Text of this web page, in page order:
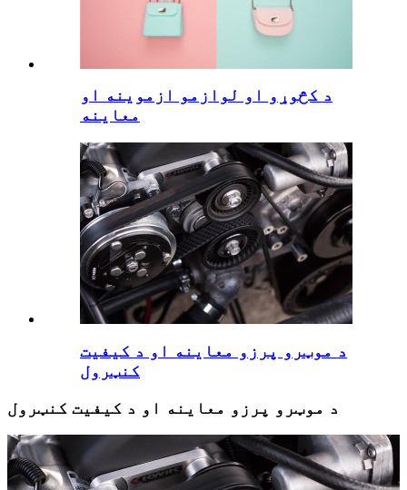
د کڅوړو او لوازمو ازموینه او
معاینه
د موټرو پرزو معاینه او د کیفیت
کنټرول
د موټرو پرزو معاینه او د کیفیت کنټرول